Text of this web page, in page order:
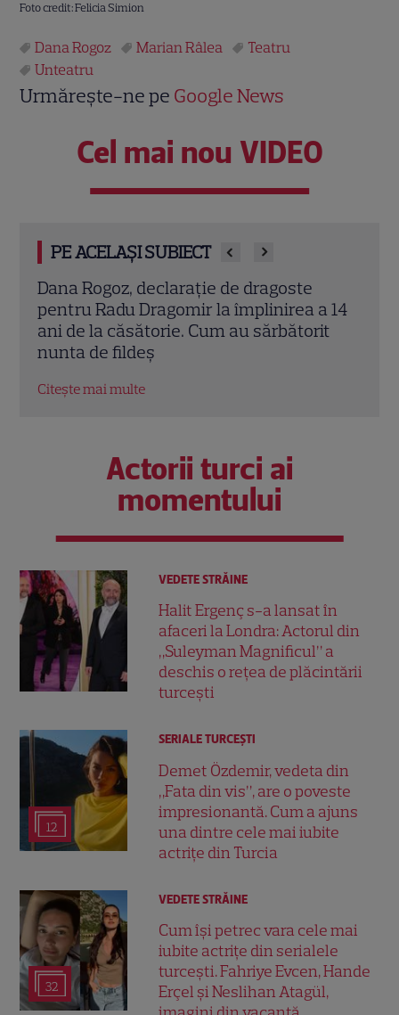
Foto credit: Felicia Simion
Dana Rogoz Marian Râlea
Teatru
Unteatru
Urmărește-ne pe Google News
Cel mai nou VIDEO
PE ACELAȘI SUBIECT
Dana Rogoz și Radu Dragomir, 14 ani de la
cununia civilă: Cum au sărbătorit
departe de lumina reflectoarelor
Actorii turci ai
momentului
VEDETE STRĂINE
Halit Ergenç s-a lansat în
afaceri la Londra: Actorul din
„Suleyman Magnificul” a
deschis o rețea de plăcintării
turcești
12
SERIALE TURCEŞTI
Demet Özdemir, vedeta din
„Fata din vis”, are o poveste
impresionantă. Cum a ajuns
una dintre cele mai iubite
actrițe din Turcia
32
VEDETE STRĂINE
Cum își petrec vara cele mai
iubite actrițe din serialele
turcești. Fahriye Evcen, Hande
Erçel și Neslihan Atagül,